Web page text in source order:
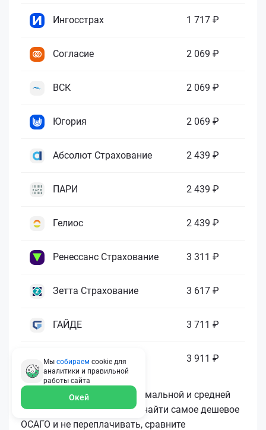
Ингосстрах 1 717 ₽
Согласие 2 069 ₽
ВСК 2 069 ₽
Югория 2 069 ₽
Абсолют Страхование 2 439 ₽
ПАРИ 2 439 ₽
Гелиос 2 439 ₽
Ренессанс Страхование 3 311 ₽
Зетта Страхование 3 617 ₽
ГАЙДЕ 3 711 ₽
МАКС 3 911 ₽
Как видите, разница в минимальной и средней
цене существенная. Чтобы найти самое дешевое
ОСАГО и не переплачивать, сравните
Мы собираем cookie для
аналитики и правильной
работы сайта
Окей